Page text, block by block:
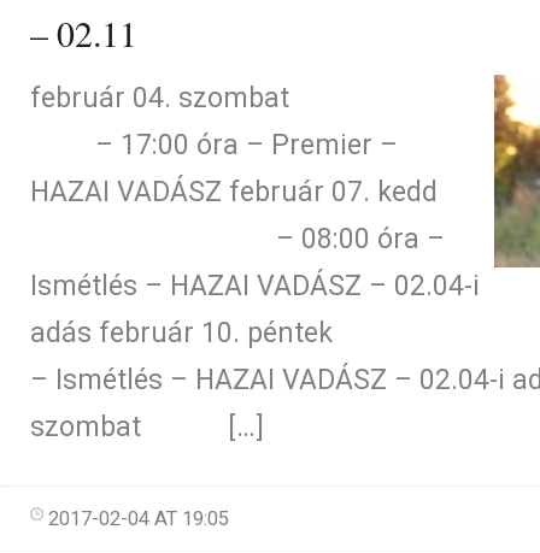
– 02.11
február 04. szombat
– 17:00 óra – Premier –
HAZAI VADÁSZ február 07. kedd
– 08:00 óra –
Ismétlés – HAZAI VADÁSZ – 02.04-i
adás február 10. péntek
– Ismétlés – HAZAI VADÁSZ – 02.04-i
szombat […]
2017-02-04 AT 19:05